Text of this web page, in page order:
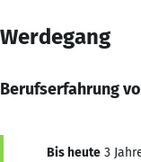
Werdegang
Berufserfahrung
Bis heute 3